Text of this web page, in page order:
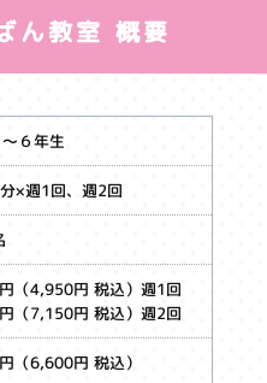
ん教室 概要
６年生
×週1回、週2回
（4,950円 税込）週1回
（7,150円 税込）週2回
（6,600円 税込）